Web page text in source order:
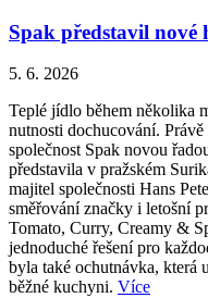
Spak představil nové
5. 6. 2026
Teplé jídlo během několika
nutnosti dochucování.
společnost Spak novou
představila v pražském
majitel společnosti Hans
směřování značky i letošní
Tomato, Curry, Creamy &
jednoduché řešení pro
byla také ochutnávka, která
běžné kuchyni. Více